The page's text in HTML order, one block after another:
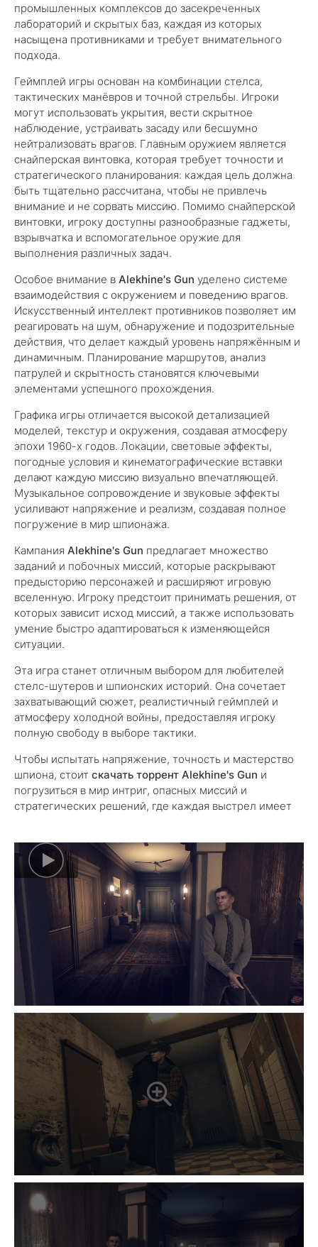
промышленных комплексов до засекреченных
лабораторий и скрытых баз, каждая из которых
насыщена противниками и требует внимательного
подхода.
Геймплей игры основан на комбинации стелса,
тактических манёвров и точной стрельбы. Игроки
могут использовать укрытия, вести скрытное
наблюдение, устраивать засаду или бесшумно
нейтрализовать врагов. Главным оружием является
снайперская винтовка, которая требует точности и
стратегического планирования: каждая цель должна
быть тщательно рассчитана, чтобы не привлечь
внимание и не сорвать миссию. Помимо снайперской
винтовки, игроку доступны разнообразные гаджеты,
взрывчатка и вспомогательное оружие для
выполнения различных задач.
Особое внимание в Alekhine's Gun уделено системе
взаимодействия с окружением и поведению врагов.
Искусственный интеллект противников позволяет им
реагировать на шум, обнаружение и подозрительные
действия, что делает каждый уровень напряжённым и
динамичным. Планирование маршрутов, анализ
патрулей и скрытность становятся ключевыми
элементами успешного прохождения.
Графика игры отличается высокой детализацией
моделей, текстур и окружения, создавая атмосферу
эпохи 1960-х годов. Локации, световые эффекты,
погодные условия и кинематографические вставки
делают каждую миссию визуально впечатляющей.
Музыкальное сопровождение и звуковые эффекты
усиливают напряжение и реализм, создавая полное
погружение в мир шпионажа.
Кампания Alekhine's Gun предлагает множество
заданий и побочных миссий, которые раскрывают
предысторию персонажей и расширяют игровую
вселенную. Игроку предстоит принимать решения, от
которых зависит исход миссий, а также использовать
умение быстро адаптироваться к изменяющейся
ситуации.
Эта игра станет отличным выбором для любителей
стелс-шутеров и шпионских историй. Она сочетает
захватывающий сюжет, реалистичный геймплей и
атмосферу холодной войны, предоставляя игроку
полную свободу в выборе тактики.
Чтобы испытать напряжение, точность и мастерство
шпиона, стоит скачать торрент Alekhine's Gun и
погрузиться в мир интриг, опасных миссий и
стратегических решений, где каждая выстрел имеет